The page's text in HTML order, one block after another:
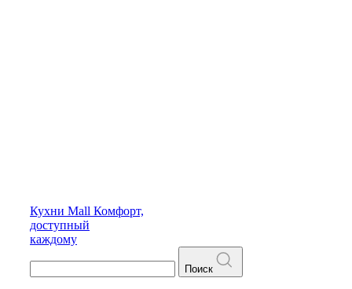
Кухни Mall Комфорт,
доступный
каждому
Поиск